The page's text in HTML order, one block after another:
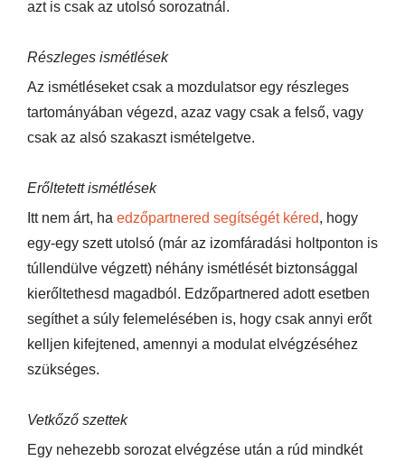
azt is csak az utolsó sorozatnál.
Részleges ismétlések
Az ismétléseket csak a mozdulatsor egy részleges
tartományában végezd, azaz vagy csak a felső, vagy
csak az alsó szakaszt ismételgetve.
Erőltetett ismétlések
Itt nem árt, ha edzőpartnered segítségét kéred, hogy
egy-egy szett utolsó (már az izomfáradási holtponton is
túllendülve végzett) néhány ismétlését biztonsággal
kierőltethesd magadból. Edzőpartnered adott esetben
segíthet a súly felemelésében is, hogy csak annyi erőt
kelljen kifejtened, amennyi a modulat elvégzéséhez
szükséges.
Vetkőző szettek
Egy nehezebb sorozat elvégzése után a rúd mindkét